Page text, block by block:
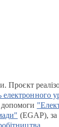
Проєкт
(EGAP), за